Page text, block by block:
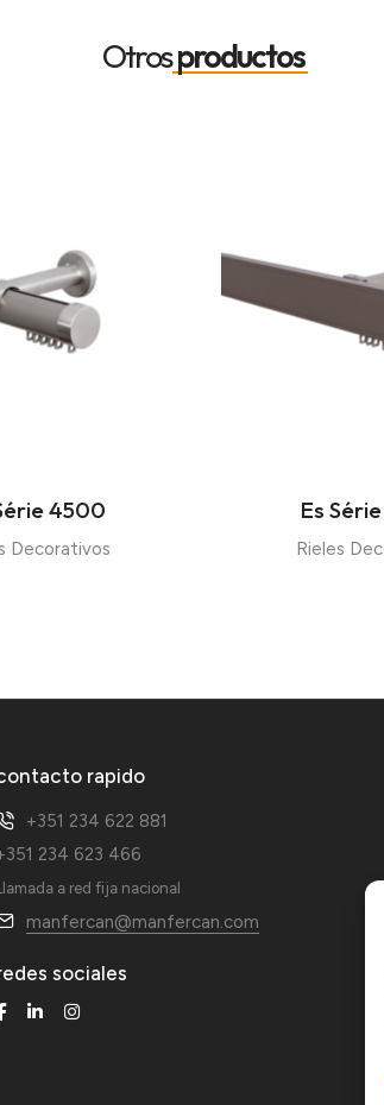
Otrosproductos
4500
Decorativos
Es
Rieles
rapido
+351 234 622 881
234 623 466
Llamada a red fija nacional
manfercan@manfercan.com
sociales